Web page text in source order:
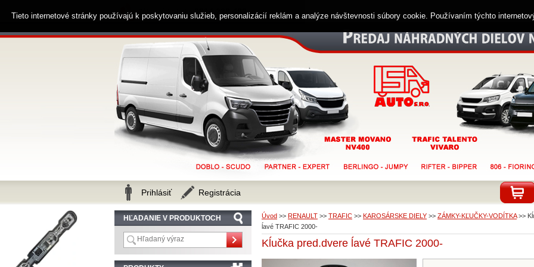
Úvod >> RENAULT >> TRAFIC >> KAROSÁRSKE DIELY >> ZÁMKY-KĽUČKY-VODÍTKA >>
ĺavé TRAFIC 2000-
Kĺučka pred.dvere ĺavé TRAFIC 2000-
HĽADANIE V PRODUKTOCH
Zákaznícka linka 0914 238 482
Prihlásiť Registrácia
Tieto internetové stránky používajú k poskytovaniu služieb, personalizácií reklám a analýze návštevnosti súbory cookie. Používaním týchto